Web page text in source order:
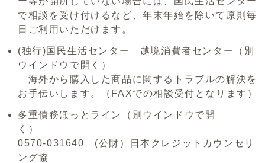
で相談を受け付けるなど、年末年始を除いて原則毎
日ご利用いただけます。
(独行)国民生活センター 越境消費者センター
（別
ウインドウで開く）
海外から購入した商品に関するトラブルの解決を
お手伝いします。（FAXでの相談受付となります）
多重債務ほっとライン
（別ウインドウで開
く）
0570-031640 (公財）日本クレジットカウンセリ
ング協